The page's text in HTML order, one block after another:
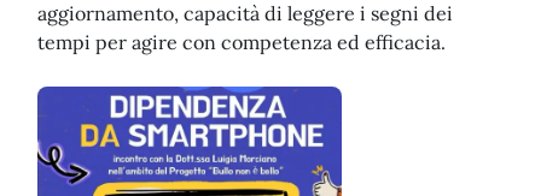
aggiornamento, capacità di leggere i segni dei
tempi per agire con competenza ed efficacia.